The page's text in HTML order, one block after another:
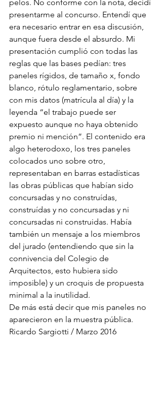
pelos. No conforme con la nota, decidí
presentarme al concurso. Entendí que
era necesario entrar en esa discusión,
aunque fuera desde el absurdo. Mi
presentación cumplió con todas las
reglas que las bases pedían: tres
paneles rígidos, de tamaño x, fondo
blanco, rótulo reglamentario, sobre
con mis datos (matrícula al día) y la
leyenda “el trabajo puede ser
expuesto aunque no haya obtenido
premio ni mención”. El contenido era
algo heterodoxo, los tres paneles
colocados uno sobre otro,
representaban en barras estadísticas
las obras públicas que habían sido
concursadas y no construídas,
construídas y no concursadas y ni
concursadas ni construidas. Había
también un mensaje a los miembros
del jurado (entendiendo que sin la
connivencia del Colegio de
Arquitectos, esto hubiera sido
imposible) y un croquis de propuesta
minimal a la inutilidad.
De más está decir que mis paneles no
aparecieron en la muestra pública.
Ricardo Sargiotti / Marzo 2016